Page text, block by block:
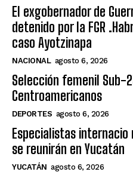
El exgobernador de
detenido por la FGR
caso Ayotzinapa
NACIONAL agosto 6, 2026
Selección femenil Sub-
Centroamericanos
DEPORTES agosto 6, 2026
Especialistas
se reunirán en Yucatán
YUCATÁN agosto 6, 2026